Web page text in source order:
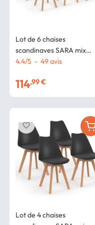
Lot de 6 chaises
scandinaves SARA mix
color gris clair, blanc, gris
4.4/5 - 49avis
114,99 €
Lot de 4 chaises
favorite_border